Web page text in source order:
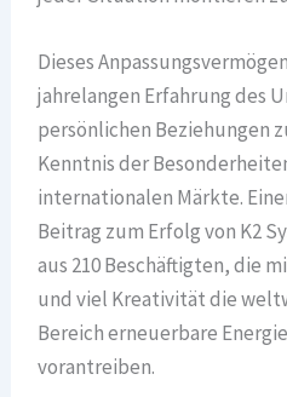
Dieses
jahrelangen Erfahrung des
persönlichen Beziehungen
Kenntnis der
internationalen Märkte.
Beitrag zum Erfolg von K2
aus 210 Beschäftigten, die
und viel Kreativität die
Bereich erneuerbare
vorantreiben.